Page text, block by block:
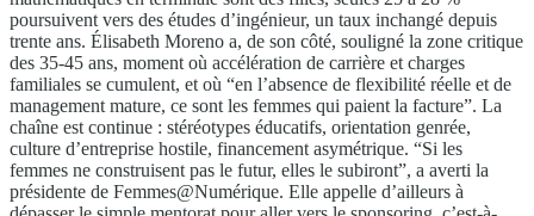
poursuivent vers des études d’ingénieur, un taux inchangé depuis
trente ans. Élisabeth Moreno a, de son côté, souligné la zone critique
des 35-45 ans, moment où accélération de carrière et charges
familiales se cumulent, et où “en l’absence de flexibilité réelle et de
management mature, ce sont les femmes qui paient la facture”. La
chaîne est continue : stéréotypes éducatifs, orientation genrée,
culture d’entreprise hostile, financement asymétrique. “Si les
femmes ne construisent pas le futur, elles le subiront”, a averti la
présidente de Femmes@Numérique. Elle appelle d’ailleurs à